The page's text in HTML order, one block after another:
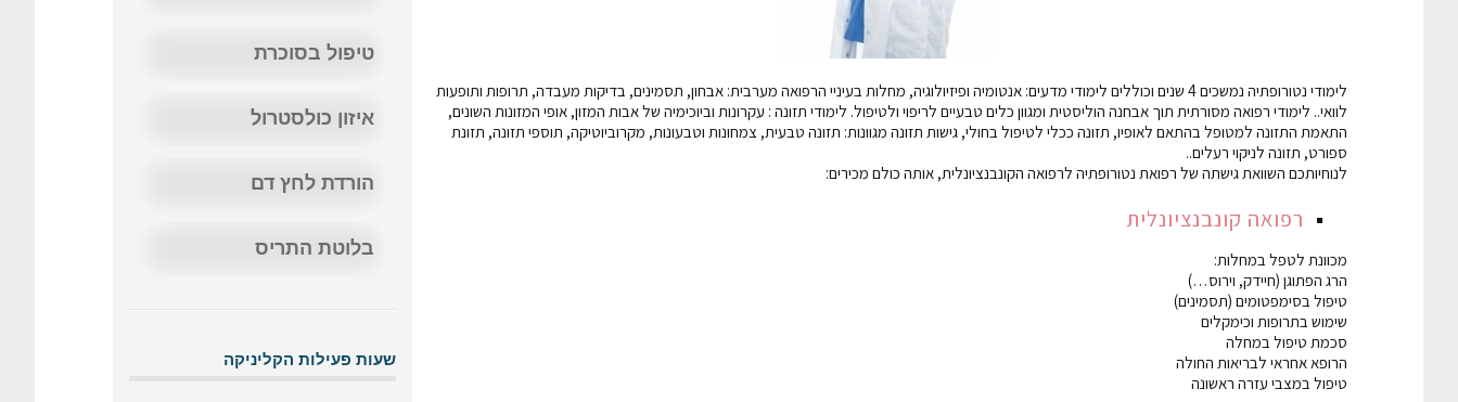
לימודי נטורופתיה נמשכים 4 שנים וכוללים לימודי מדעים: אנטומיה ופיזיולוגיה, מחלות בעיניי הרפואה מערבית: אבחון, תסמינים, בדיקות מעבדה, תרופות ותופעות
לוואי.. לימודי רפואה מסורתית תוך אבחנה הוליסטית ומגוון כלים טבעיים לריפוי ולטיפול. לימודי תזונה : עקרונות וביוכימיה של אבות המזון, אופי המזונות השונים,
התאמת התזונה למטופל בהתאם לאופיו, תזונה ככלי לטיפול בחולי, גישות תזונה מגוונות: תזונה טבעית, צמחונות וטבעונות, מקרוביוטיקה, תוספי תזונה, תזונת
ספורט, תזונה לניקוי רעלים..
לנוחיותכם השוואת גישתה של רפואת נטורופתיה לרפואה הקונבנציונלית, אותה כולם מכירים:
רפואה קונבנציונלית
מכוונת לטפל במחלות:
הרג הפתוגן (חיידק, וירוס…)
טיפול בסימפטומים (תסמינים)
שימוש בתרופות וכימקלים
סכמת טיפול במחלה
הרופא אחראי לבריאות החולה
טיפול במצבי עזרה ראשונה
טיפול בסוכרת
איזון כולסטרול
הורדת לחץ דם
בלוטת התריס
שעות פעילות הקליניקה